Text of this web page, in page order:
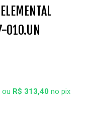
010.UN
ou R$ 313,40no pix